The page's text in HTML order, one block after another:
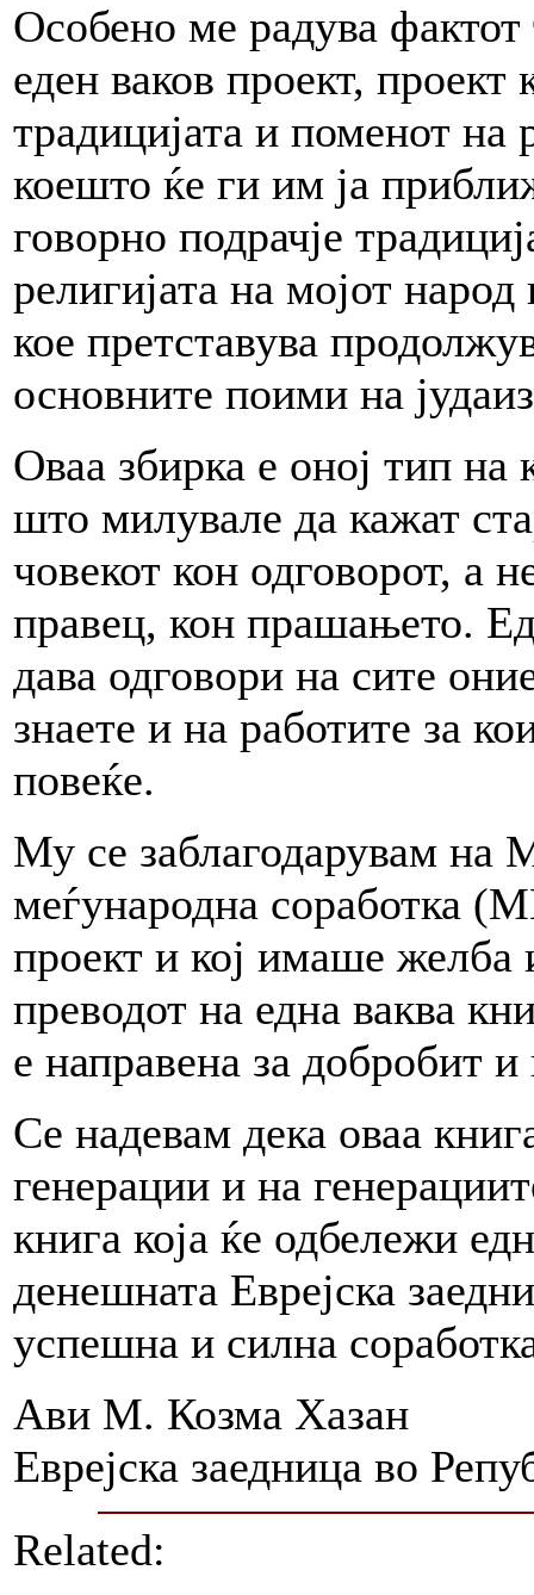
Особено ме радува
еден ваков проект,
традицијата и поменот
коешто ќе ги им ја
говорно подрачје
религијата на мојот
кое претставува
основните поими на
Оваа збирка е оној тип на
што милувале да кажат
човекот кон одговорот, а
правец, кон прашањето.
дава одговори на сите
знаете и на работите за
повеќе.
Му се заблагодарувам на
меѓународна соработка
проект и кој имаше желба
преводот на една ваква
е направена за добробит
Се надевам дека оваа
генерации и на
книга која ќе одбележи
денешната Еврејска
успешна и силна
Ави М. Козма Хазан
Еврејска заедница во
Related: